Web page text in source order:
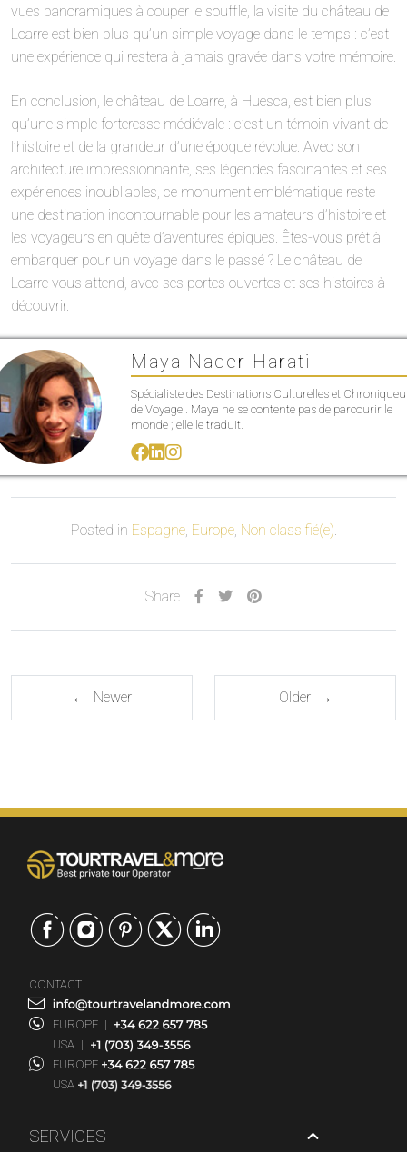
vues panoramiques à couper le souffle, la visite du château de
Loarre est bien plus qu’un simple voyage dans le temps : c’est
une expérience qui restera à jamais gravée dans votre mémoire.
En conclusion, le château de Loarre, à Huesca, est bien plus
qu’une simple forteresse médiévale : c’est un témoin vivant de
l’histoire et de la grandeur d’une époque révolue. Avec son
architecture impressionnante, ses légendes fascinantes et ses
expériences inoubliables, ce monument emblématique reste
une destination incontournable pour les amateurs d’histoire et
les voyageurs en quête d’aventures épiques. Êtes-vous prêt à
embarquer pour un voyage dans le passé ? Le château de
Loarre vous attend, avec ses portes ouvertes et ses histoires à
découvrir.
Maya Nader Harati
Spécialiste des Destinations Culturelles et
de Voyage . Maya ne se contente pas de parcourir le
monde ; elle le traduit.
Posted in Espagne, Europe, Non classifié(e).
Share
← Newer Older →
SERVICES
CONTACT
EUROPE |
USA |
EUROPE
USA